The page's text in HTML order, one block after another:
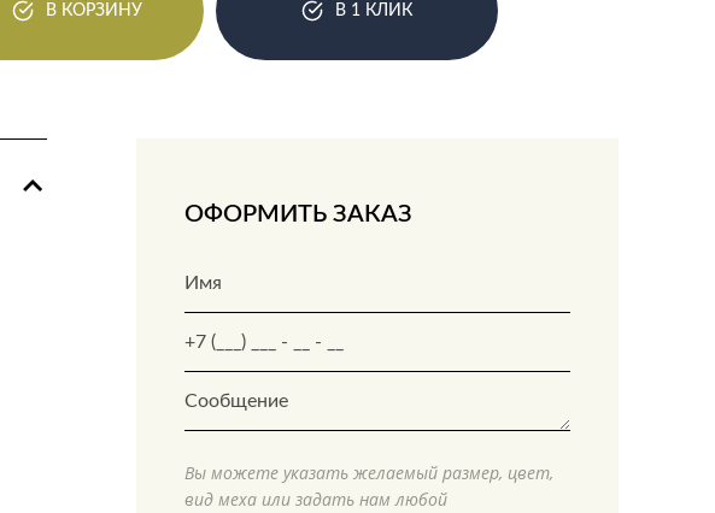
В КОРЗИНУ В 1 КЛИК
ОФОРМИТЬ ЗАКАЗ
Вы можете указать желаемый размер, цвет,
вид меха или задать нам любой